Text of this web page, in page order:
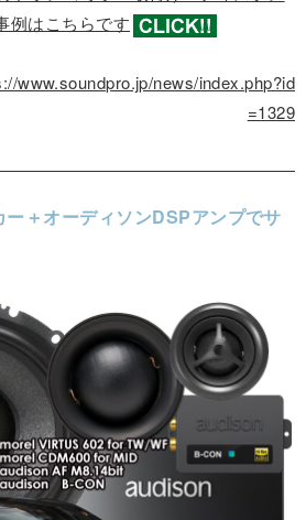
例はこちらです
www.soundpro.jp/news/index.php?id
=1329
＋オーディソンDSPアンプでサ